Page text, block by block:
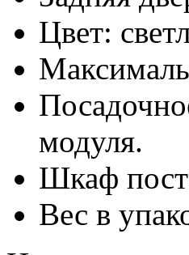
Цвет:
модуля.
Шкаф
Вес в